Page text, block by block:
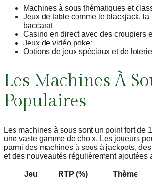
Machines à sous thématiques et
Jeux de table comme le blackjack, la
baccarat
Casino en direct avec des croupiers
Jeux de vidéo poker
Options de jeux spéciaux et de
Les Machines À
Populaires
Les machines à sous sont un point fort de
une vaste gamme de choix. Les joueurs
parmi des machines à sous à jackpots,
et des nouveautés régulièrement ajoutées
Jeu RTP (%)
Thème